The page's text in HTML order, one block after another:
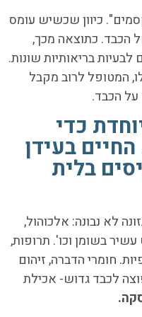
כיוון שכשיש עומס
הכבד. כתוצאה מכך,
בריאותיות שונות.
המטופל לרוב מקבל
על הכבד.
כדי
בעידן
בלית
לא נבונה: אלכוהול,
בשומן וכו'. תרופות,
חומרי הדברה, זיהום
לכבד גדוש- אכילת